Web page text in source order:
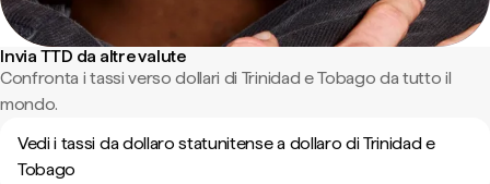
Invia TTD da altre valute
Confronta i tassi verso dollari di Trinidad e Tobago da tutto il
mondo.
Vedi i tassi da dollaro statunitense a dollaro di Trinidad e
Tobago